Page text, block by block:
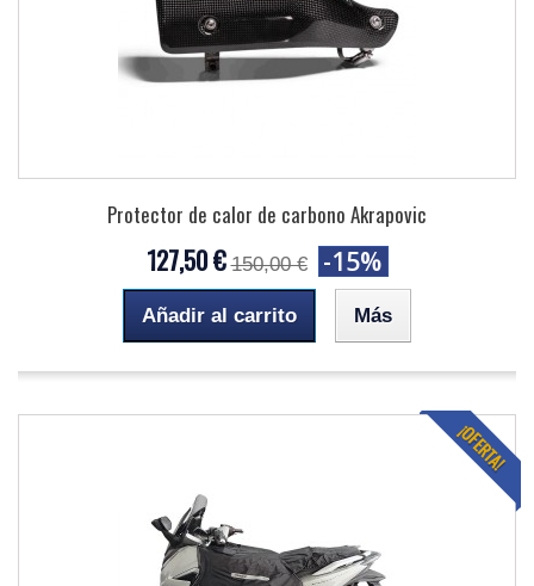
Protector de calor de carbono Akrapovic
127,50 € 150,00 € -15%
Añadir al carrito Más
¡OFERTA!